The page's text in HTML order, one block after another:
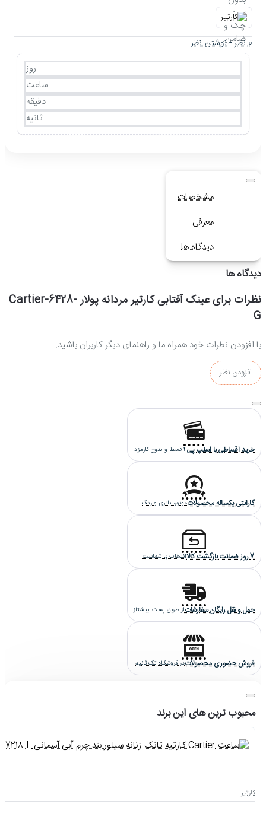
0 نظر -نوشتن نظر
روز
ساعت
دقیقه
ثانیه
مشخصات
معرفی
دیدگاه ها
دیدگاه ها
نظرات برای عینک آفتابی کارتیر مردانه پولار Cartier-6428-
G
با افزودن نظرات خود همراه ما و راهنمای دیگر کاربران باشید.
افزودن نظر
خرید اقساطی با اسنپ پی4 قسط و بدون کارمزد
گارانتی یکساله محصولاتموتور، باتری و رنگ
7 روز ضمانت بازگشت کالا انتخاب با شماست
حمل و نقل رایگان سفارشاتاز طریق پست پیشتاز
فروش حضوری محصولاتدر فروشگاه تک ثانیه
محبوب ترین های این برند
کارتیر